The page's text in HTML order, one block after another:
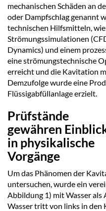
mechanischen Schäden an
oder Dampfschlag genannt
technischen Hilfsmitteln,
Strömungssimulationen
Dynamics) und einem
eine strömungstechnische
erreicht und die Kavitation
Demzufolge wurde eine
Flüssigabfüllanlage erzielt.
Prüfstände
gewähren
in physikalische
Vorgänge
Um das Phänomen der
untersuchen, wurde ein
Abbildung 1) mit Wasser
Wasser tritt von links in den